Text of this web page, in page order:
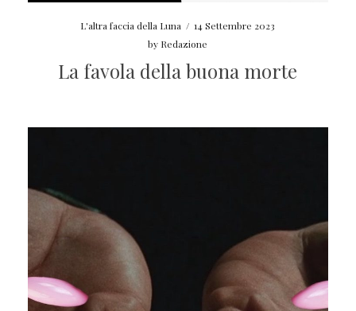
L'altra faccia della Luna / 14 Settembre 2023
by Redazione
La favola della buona morte